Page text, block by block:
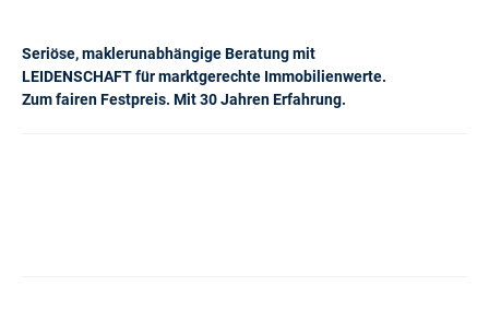
Seriöse, maklerunabhängige Beratung mit
LEIDENSCHAFT für marktgerechte Immobilienwerte.
Zum fairen Festpreis. Mit 30 Jahren Erfahrung.